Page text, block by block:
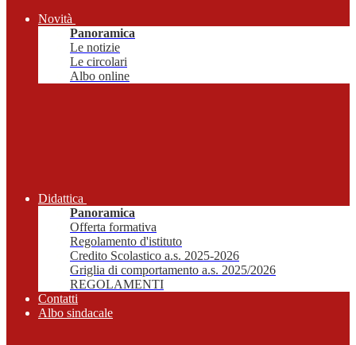
Novità
Panoramica
Le notizie
Le circolari
Albo online
Didattica
Panoramica
Offerta formativa
Regolamento d'istituto
Credito Scolastico a.s. 2025-2026
Griglia di comportamento a.s. 2025/2026
REGOLAMENTI
Contatti
Albo sindacale